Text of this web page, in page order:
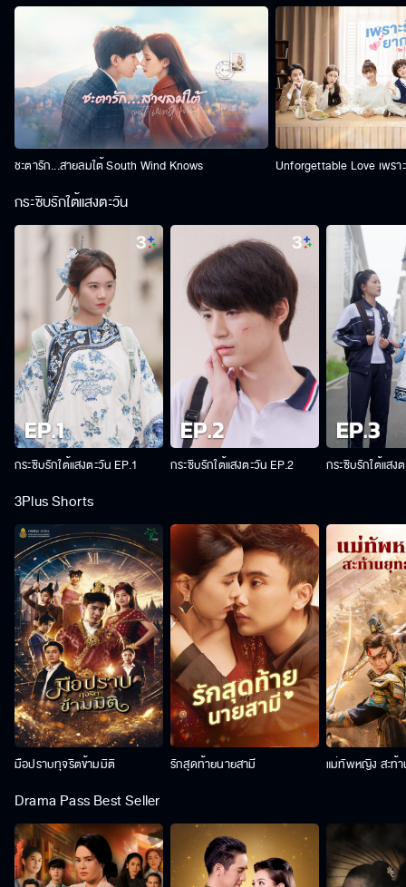
ชะตารัก...สายลมใต้ South Wind Knows Unforgettable Love เพรา
กระซิบรักใต้แสงตะวัน
กระซิบรักใต้แสงตะวัน EP.1 กระซิบรักใต้แสงตะวัน EP.2 กระซิบรักใต้แสง
3Plus Shorts
มือปราบทุจริตข้ามมิติ รักสุดท้ายนายสามี แม่ทัพหญิง สะท้
Drama Pass Best Seller